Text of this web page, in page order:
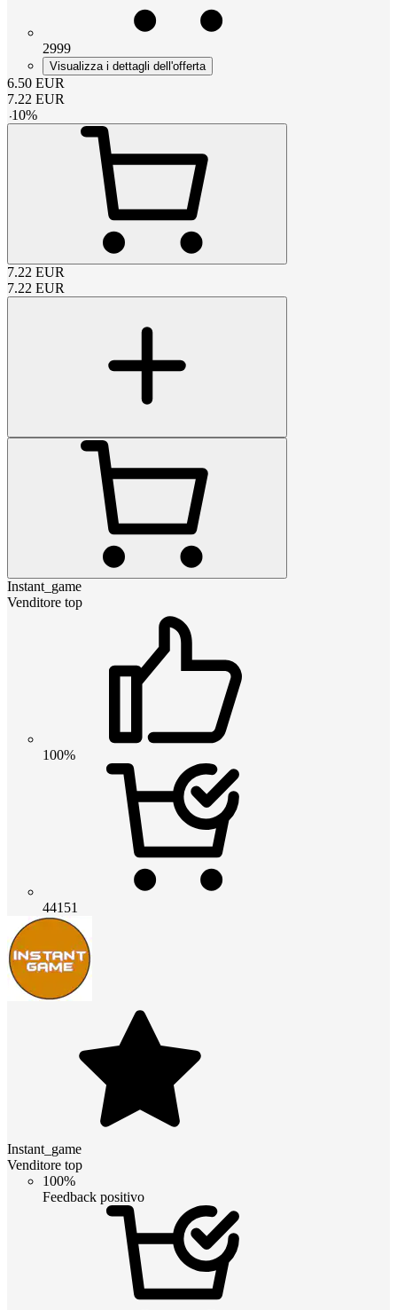
2999
Visualizza i dettagli dell'offerta
6.50 EUR
7.22 EUR
-10%
7.22 EUR
7.22 EUR
Instant_game
Venditore top
100%
44151
Instant_game
Venditore top
100%
Feedback positivo